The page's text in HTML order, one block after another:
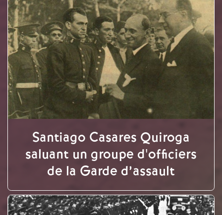
Santiago Casares Quiroga
saluant un groupe d'officiers
de la Garde d’assault